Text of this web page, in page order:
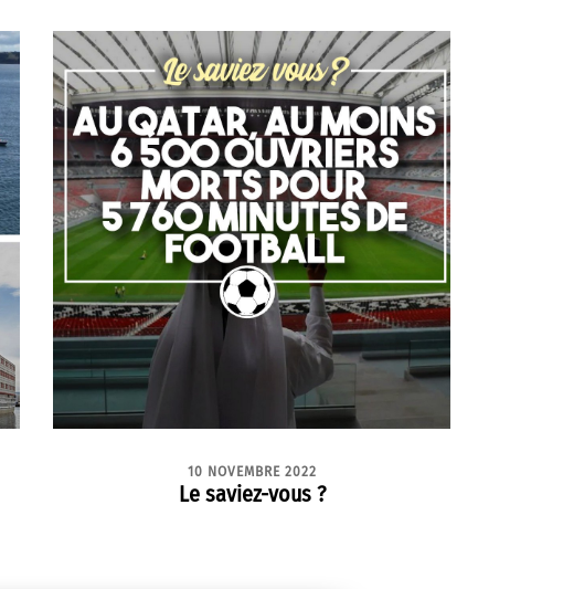
10 NOVEMBRE 2022
Le saviez-vous ?